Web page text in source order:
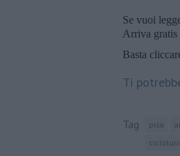
Se vuoi
Arriva gratis
Basta
Ti
Tag pisa